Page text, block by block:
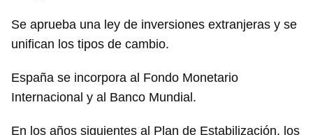
Se aprueba una ley de inversiones extranjeras y se
unifican los tipos de cambio.
España se incorpora al Fondo Monetario
Internacional y al Banco Mundial.
En los años siguientes al Plan de Estabilización, los